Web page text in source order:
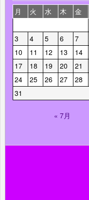
月
火 水 木 金
3
4 5 6 7
10
11 12 13 14
17
18 19 20 21
24
25 26 27 28
31
« 7月